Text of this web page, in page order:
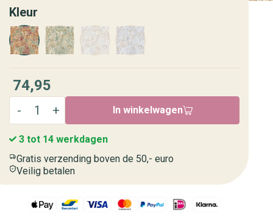
Kleur
74,95
In winkelwagen
3 tot 14 werkdagen
Gratis verzending boven de 50,- euro
Veilig betalen